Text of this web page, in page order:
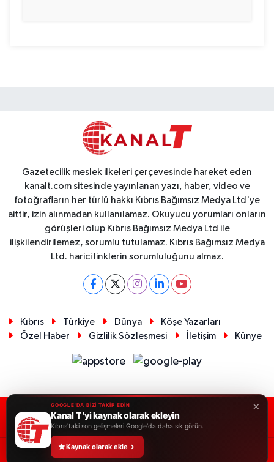
Gazetecilik meslek ilkeleri çerçevesinde hareket eden
kanalt.com sitesinde yayınlanan yazı, haber, video ve
fotoğrafların her türlü hakkı Kıbrıs Bağımsız Medya Ltd'ye
aittir, izin alınmadan kullanılamaz. Okuyucu yorumları onların
görüşleri olup Kıbrıs Bağımsız Medya Ltd ile
ilişkilendirilemez, sorumlu tutulamaz. Kıbrıs Bağımsız Medya
Ltd. harici linklerin sorumluluğunu almaz.
Kıbrıs Türkiye Dünya
Köşe Yazarları
Özel Haber
Gizlilik Sözleşmesi İletişim Künye
RSS Copyright © 2026. Her hakkı saklıdır.
Haber Yazılımı:
×
GOOGLE'DA BİZİ TAKİP EDİN
Kanal T 'yi kaynak olarak ekleyin
Kıbrıs'taki son gelişmeleri Google'da daha sık görün.
Kaynak olarak ekle